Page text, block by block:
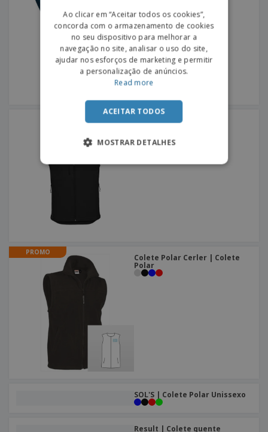
Russell Europe | Colete
PROMO
Colete Polar Cerler | Colete
Polar
SOL'S | Colete Polar Unissexo
Result | Colete quente
SPANISH
Ao clicar em “Aceitar todos os cookies”,
concorda com o armazenamento de cookies
no seu dispositivo para melhorar a
navegação no site, analisar o uso do site,
ajudar nos esforços de marketing e permitir
a personalização de anúncios.
Read more
ACEITAR TODOS
MOSTRAR DETALHES